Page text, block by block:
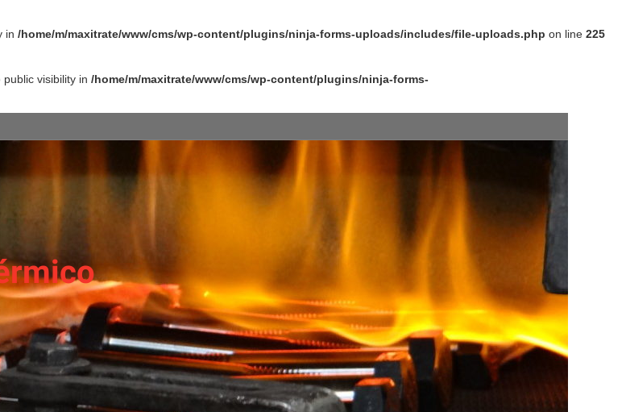
in /home/m/maxitrate/www/cms/wp-content/plugins/ninja-forms-uploads/includes/file-uploads.php on line 225
visibility in /home/m/maxitrate/www/cms/wp-content/plugins/ninja-forms-